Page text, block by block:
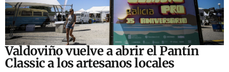
Valdoviño vuelve a abrir el Pantín
Classic a los artesanos locales